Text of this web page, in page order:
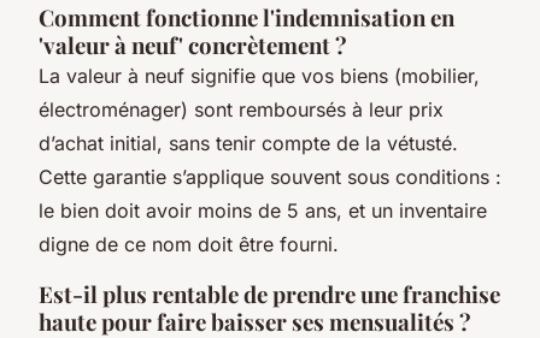
Comment fonctionne l'indemnisation en
'valeur à neuf' concrètement ?
La valeur à neuf signifie que vos biens (mobilier,
électroménager) sont remboursés à leur prix
d’achat initial, sans tenir compte de la vétusté.
Cette garantie s’applique souvent sous conditions :
le bien doit avoir moins de 5 ans, et un inventaire
digne de ce nom doit être fourni.
Est-il plus rentable de prendre une franchise
haute pour faire baisser ses mensualités ?